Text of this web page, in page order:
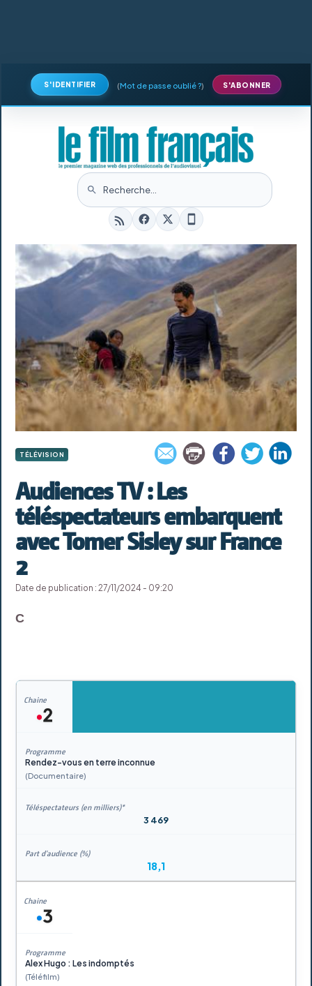
S'IDENTIFIER (Mot de passe oublié ?) S'ABONNER
TÉLÉVISION
Audiences TV : Les
téléspectateurs embarquent
avec Tomer Sisley sur France
2
Date de publication : 27/11/2024 - 09:20
C
Rendez-vous en terre inconnue
(Documentaire)
3 469
18,1
Alex Hugo : Les indomptés
(Téléfilm)